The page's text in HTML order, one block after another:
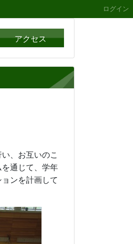
ログイン
アクセス
、お互いのこ
通じて、学年
ンを計画して